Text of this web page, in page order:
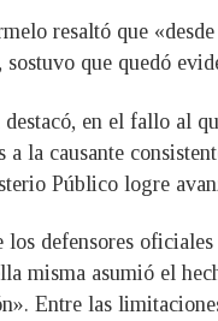
resaltó que
sostuvo que quedó
en el fallo al
a la causante
Público logre
defensores
misma asumió el
Entre las